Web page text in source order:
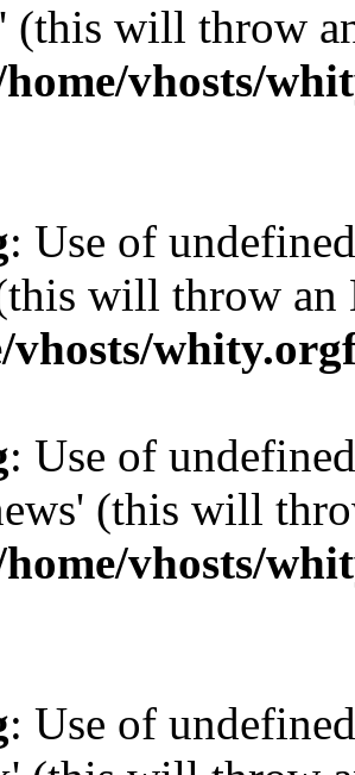
(this will throw
vhosts/
: Use of
will throw an
vhosts/
: Use of
(this will
vhosts/
: Use of